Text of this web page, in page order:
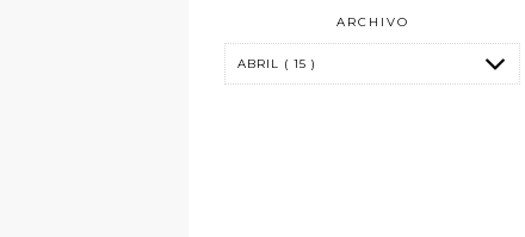
ARCHIVO